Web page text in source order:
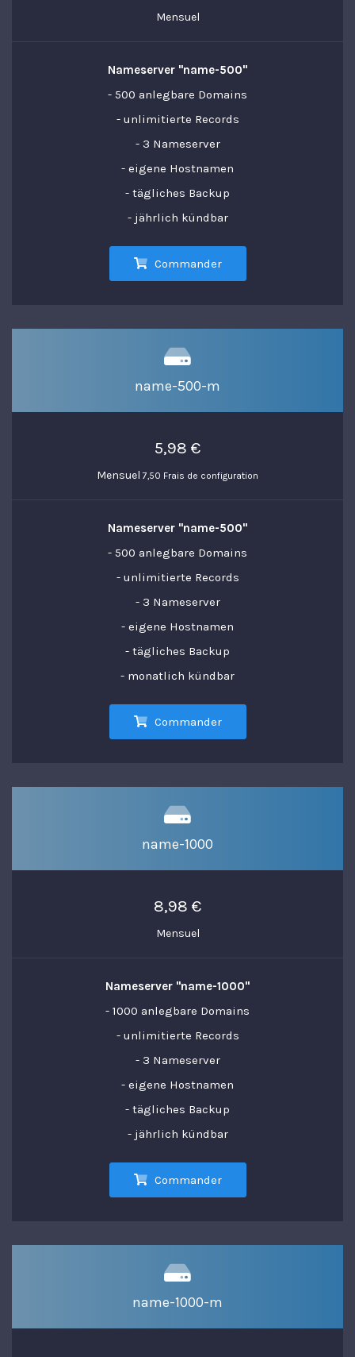
Mensuel
Nameserver "name-500"
- 500 anlegbare Domains
- unlimitierte Records
- 3 Nameserver
- eigene Hostnamen
- tägliches Backup
- jährlich kündbar
Commander
name-500-m
5,98 €
Mensuel 7,50 Frais de configuration
Nameserver "name-500"
- 500 anlegbare Domains
- unlimitierte Records
- 3 Nameserver
- eigene Hostnamen
- tägliches Backup
- monatlich kündbar
Commander
name-1000
8,98 €
Mensuel
Nameserver "name-1000"
- 1000 anlegbare Domains
- unlimitierte Records
- 3 Nameserver
- eigene Hostnamen
- tägliches Backup
- jährlich kündbar
Commander
name-1000-m